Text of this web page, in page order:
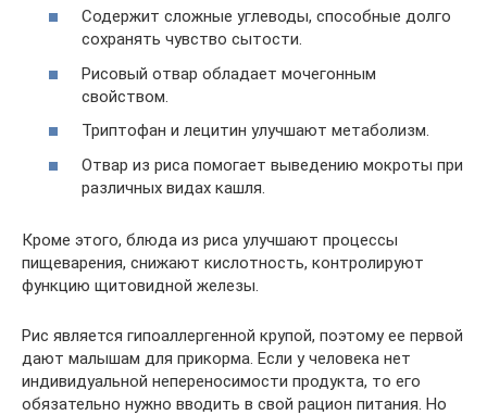
Содержит сложные углеводы, способные долго
сохранять чувство сытости.
Рисовый отвар обладает мочегонным
свойством.
Триптофан и лецитин улучшают метаболизм.
Отвар из риса помогает выведению мокроты при
различных видах кашля.
Кроме этого, блюда из риса улучшают процессы
пищеварения, снижают кислотность, контролируют
функцию щитовидной железы.
Рис является гипоаллергенной крупой, поэтому ее первой
дают малышам для прикорма. Если у человека нет
индивидуальной непереносимости продукта, то его
обязательно нужно вводить в свой рацион питания. Но